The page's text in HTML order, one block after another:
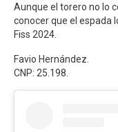
Aunque el torero no lo
conocer que el espada
Fiss 2024.
Favio Hernández.
CNP: 25.198.